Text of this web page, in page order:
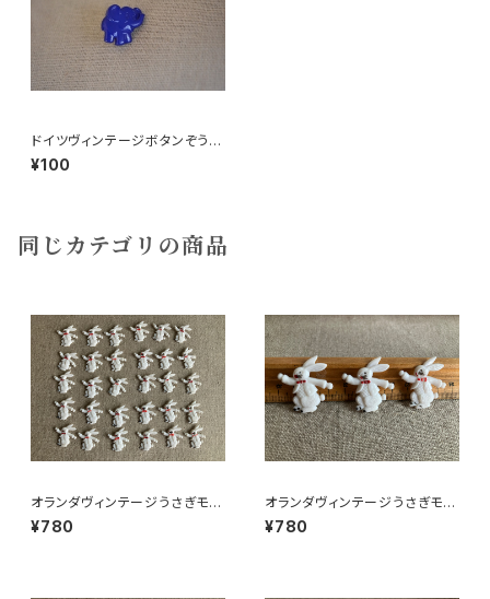
ドイツヴィンテージボタンぞうさ
ん青
¥100
同じカテゴリの商品
オランダヴィンテージうさぎモチ
ーフプラパーツ30個セットNo19
9
¥780
オランダヴィンテージうさぎモチ
ーフプラパーツ30個セットNo3
7
¥780